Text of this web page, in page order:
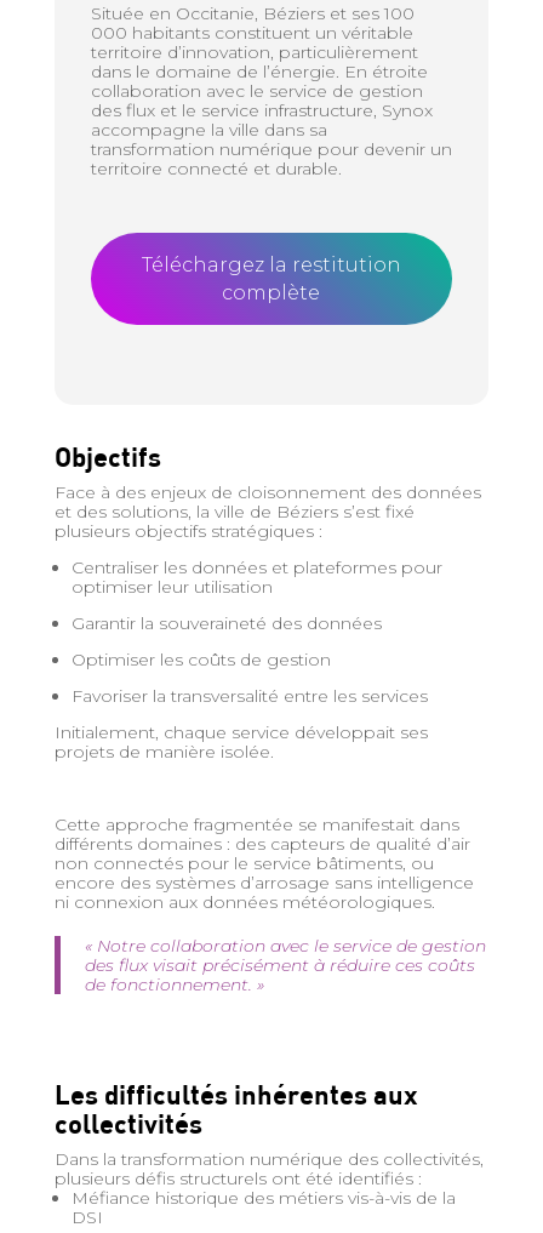
Située en Occitanie, Béziers et ses 100
000 habitants constituent un véritable
territoire d’innovation, particulièrement
dans le domaine de l’énergie. En étroite
collaboration avec le service de gestion
des flux et le service infrastructure, Synox
accompagne la ville dans sa
transformation numérique pour devenir un
territoire connecté et durable.
Téléchargez la restitution
complète
Objectifs
Face à des enjeux de cloisonnement des données
et des solutions, la ville de Béziers s’est fixé
plusieurs objectifs stratégiques :
Centraliser les données et plateformes pour
optimiser leur utilisation
Garantir la souveraineté des données
Optimiser les coûts de gestion
Favoriser la transversalité entre les services
Initialement, chaque service développait ses
projets de manière isolée.
Cette approche fragmentée se manifestait dans
différents domaines : des capteurs de qualité d’air
non connectés pour le service bâtiments, ou
encore des systèmes d’arrosage sans intelligence
ni connexion aux données météorologiques.
« Notre collaboration avec le service de gestion
des flux visait précisément à réduire ces coûts
de fonctionnement. »
Les difficultés inhérentes aux
collectivités
Dans la transformation numérique des collectivités,
plusieurs défis structurels ont été identifiés :
Méfiance historique des métiers vis-à-vis de la
DSI